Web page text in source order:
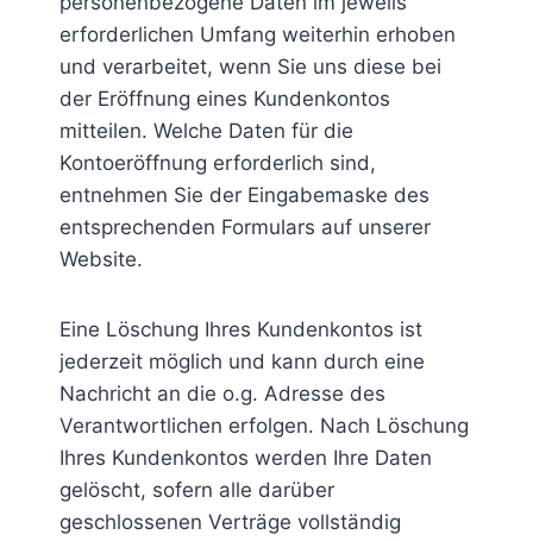
erforderlichen Umfang weiterhin erhoben
und verarbeitet, wenn Sie uns diese bei
der Eröffnung eines Kundenkontos
mitteilen. Welche Daten für die
Kontoeröffnung erforderlich sind,
entnehmen Sie der Eingabemaske des
entsprechenden Formulars auf unserer
Website.
Eine Löschung Ihres Kundenkontos ist
jederzeit möglich und kann durch eine
Nachricht an die o.g. Adresse des
Verantwortlichen erfolgen. Nach Löschung
Ihres Kundenkontos werden Ihre Daten
gelöscht, sofern alle darüber
geschlossenen Verträge vollständig